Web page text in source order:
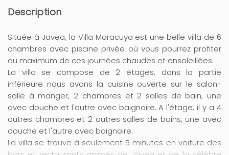
Description
Située à Javea, la Villa Maracuya est une belle villa de 6
chambres avec piscine privée où vous pourrez profiter
au maximum de ces journées chaudes et ensoleillées.
La villa se compose de 2 étages, dans la partie
inférieure nous avons la cuisine ouverte sur le salon-
salle à manger, 2 chambres et 2 salles de bain, une
avec douche et l'autre avec baignoire. A l'étage, il y a 4
autres chambres et 2 autres salles de bains, une avec
douche et l'autre avec baignoire.
La villa se trouve à seulement 5 minutes en voiture des